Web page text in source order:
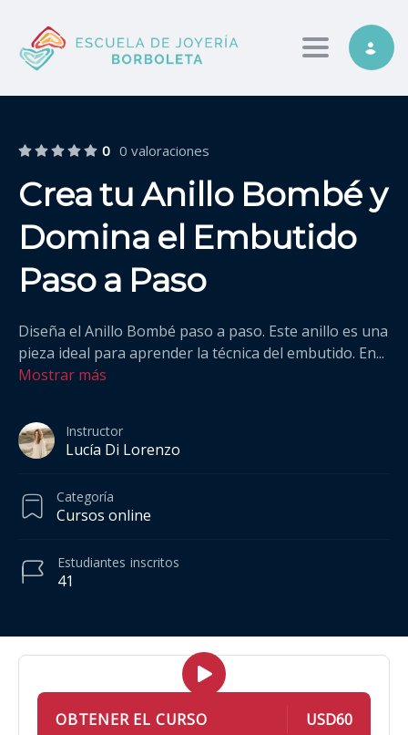
Toggle
0 0 valoraciones
Crea tu Anillo Bombé y
Domina el Embutido
Paso a Paso
Diseña el Anillo Bombé paso a paso. Este anillo es una
pieza ideal para aprender la técnica del embutido. En...
Mostrar más
Instructor
Lucía Di Lorenzo
Categoría
Cursos online
41
Estudiantes inscritos
OBTENER EL CURSO USD60